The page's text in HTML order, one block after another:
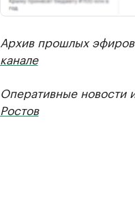
Архив прошлых
канале
Оперативные
Ростов